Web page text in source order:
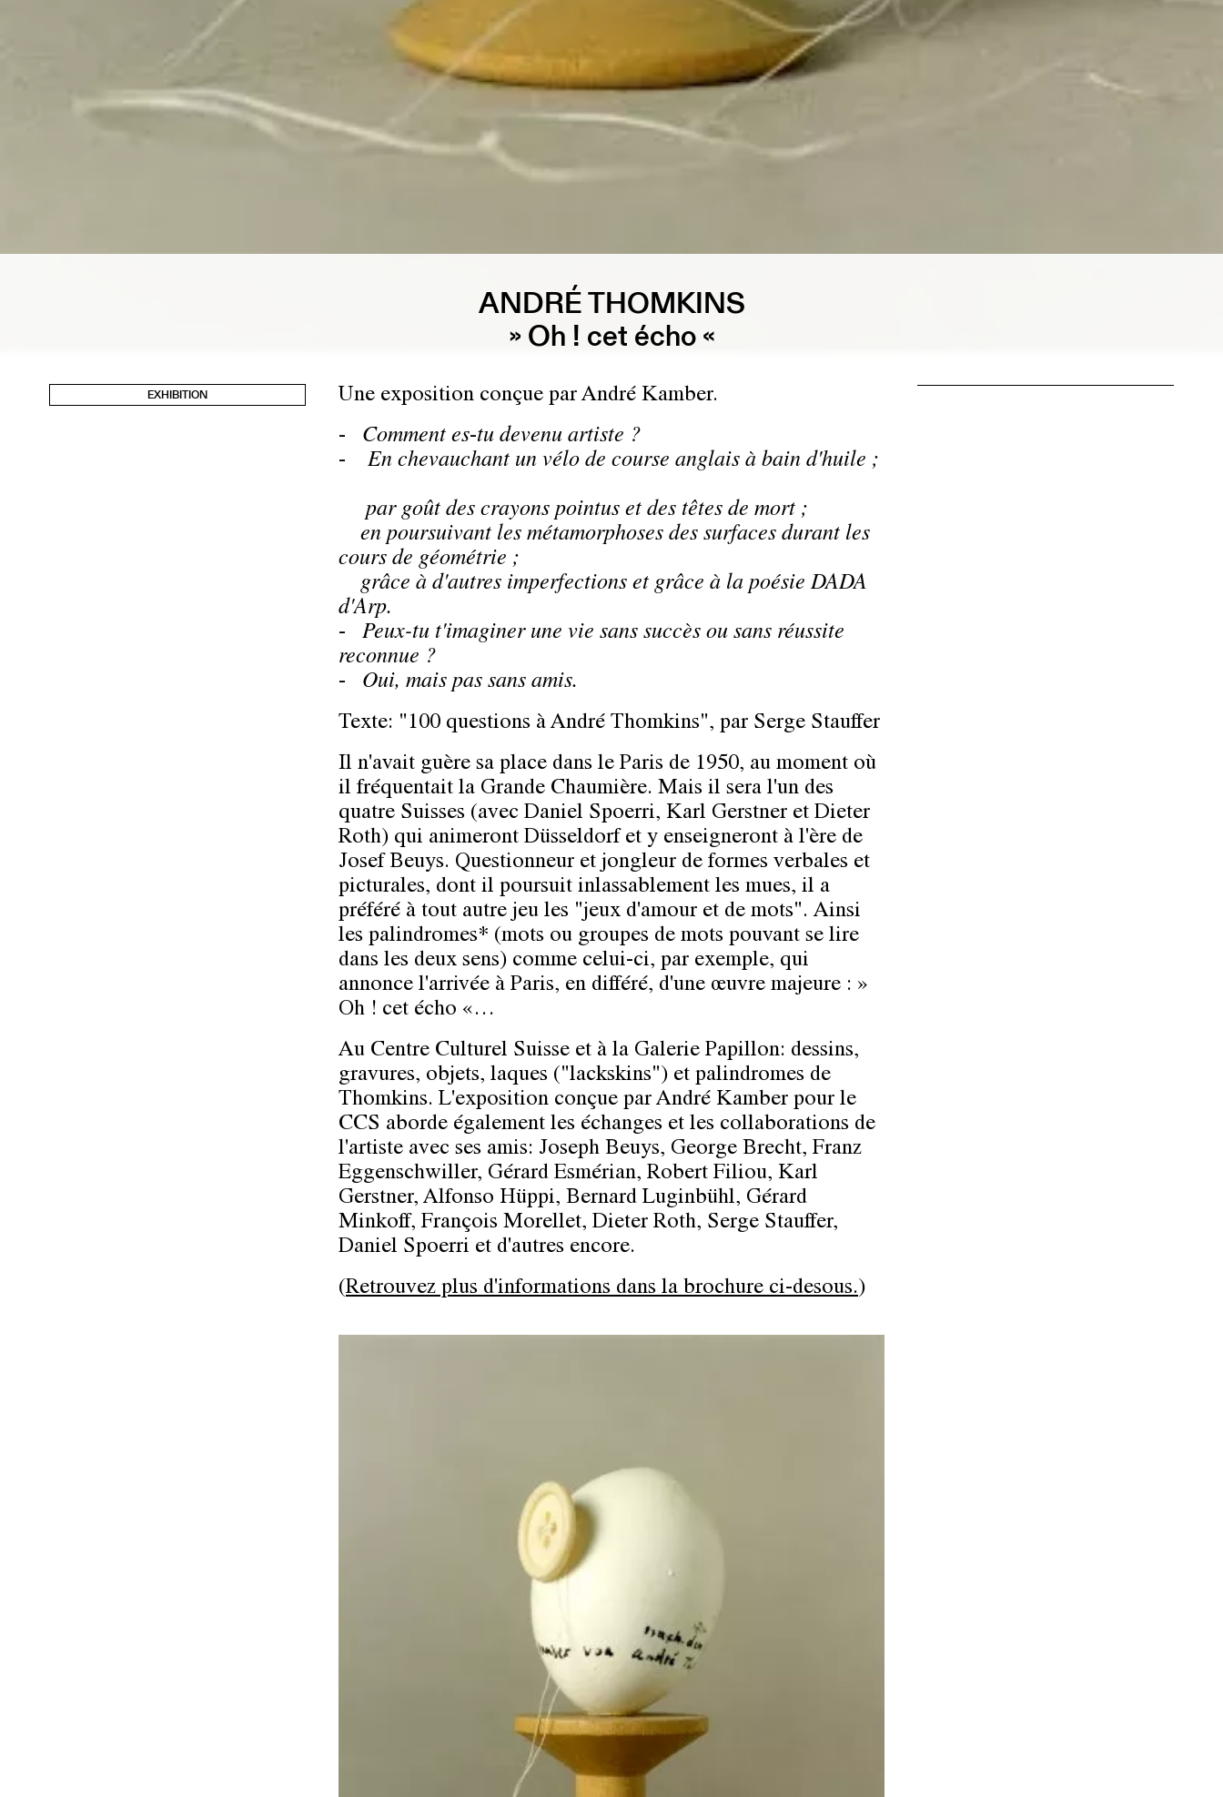
ANDRÉ THOMKINS
» Oh ! cet écho «
EXHIBITION
Une exposition conçue par André Kamber.
-
Comment es-tu devenu artiste ?
-
En chevauchant un vélo de course anglais à bain d'huile ;
par goût des crayons pointus et des têtes de mort ;
en poursuivant les métamorphoses des surfaces durant les
cours de géométrie ;
grâce à d'autres imperfections et grâce à la poésie DADA
d'Arp.
-
Peux-tu t'imaginer une vie sans succès ou sans réussite
reconnue ?
-
Oui, mais pas sans amis.
Texte: "100 questions à André Thomkins", par Serge Stauffer
Il n'avait guère sa place dans le Paris de 1950, au moment où
il fréquentait la Grande Chaumière. Mais il sera l'un des
quatre Suisses (avec Daniel Spoerri, Karl Gerstner et Dieter
Roth) qui animeront Düsseldorf et y enseigneront à l'ère de
Josef Beuys. Questionneur et jongleur de formes verbales et
picturales, dont il poursuit inlassablement les mues, il a
préféré à tout autre jeu les "jeux d'amour et de mots". Ainsi
les palindromes* (mots ou groupes de mots pouvant se lire
dans les deux sens) comme celui-ci, par exemple, qui
annonce l'arrivée à Paris, en différé, d'une œuvre majeure : »
Oh ! cet écho «…
Au Centre Culturel Suisse et à la Galerie Papillon: dessins,
gravures, objets, laques ("lackskins") et palindromes de
Thomkins. L'exposition conçue par André Kamber pour le
CCS aborde également les échanges et les collaborations de
l'artiste avec ses amis: Joseph Beuys, George Brecht, Franz
Eggenschwiller, Gérard Esmérian, Robert Filiou, Karl
Gerstner, Alfonso Hüppi, Bernard Luginbühl, Gérard
Minkoff, François Morellet, Dieter Roth, Serge Stauffer,
Daniel Spoerri et d'autres encore.
(Retrouvez plus d'informations dans la brochure ci-desous.)